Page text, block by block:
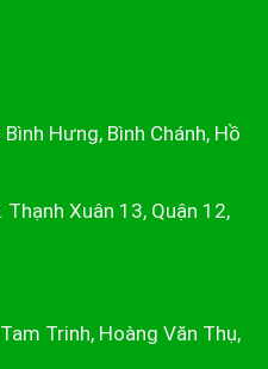
Hưng, Bình Chánh, Hồ
Xuân 13, Quận 12,
Trinh, Hoàng Văn Thụ,